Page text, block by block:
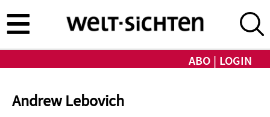
zum
Inhalt
ABO LOGIN
Andrew Lebovich